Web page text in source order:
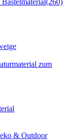
(260)
zum
& Outdoor